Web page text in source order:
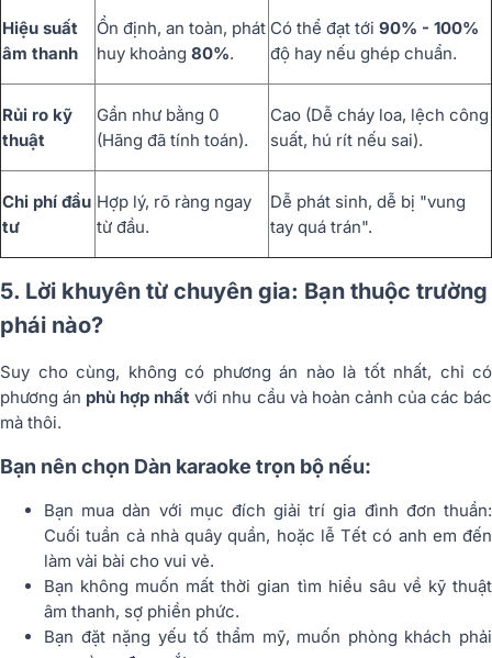
Hiệu suất
âm thanh
Ổn định, an toàn, phát
huy khoảng 80%.
Có thể đạt tới 90% - 100%
độ hay nếu ghép chuẩn.
Rủi ro kỹ
thuật
Gần như bằng 0
(Hãng đã tính toán).
Cao (Dễ cháy loa, lệch công
suất, hú rít nếu sai).
Chi phí đầu
tư
Hợp lý, rõ ràng ngay
từ đầu.
Dễ phát sinh, dễ bị "vung
tay quá trán".
5. Lời khuyên từ chuyên gia: Bạn thuộc trường
phái nào?
Suy cho cùng, không có phương án nào là tốt nhất, chỉ có
phương án phù hợp nhất với nhu cầu và hoàn cảnh của các bác
mà thôi.
Bạn nên chọn Dàn karaoke trọn bộ nếu:
Bạn mua dàn với mục đích giải trí gia đình đơn thuần:
Cuối tuần cả nhà quây quần, hoặc lễ Tết có anh em đến
làm vài bài cho vui vẻ.
Bạn không muốn mất thời gian tìm hiểu sâu về kỹ thuật
âm thanh, sợ phiền phức.
Bạn đặt nặng yếu tố thẩm mỹ, muốn phòng khách phải